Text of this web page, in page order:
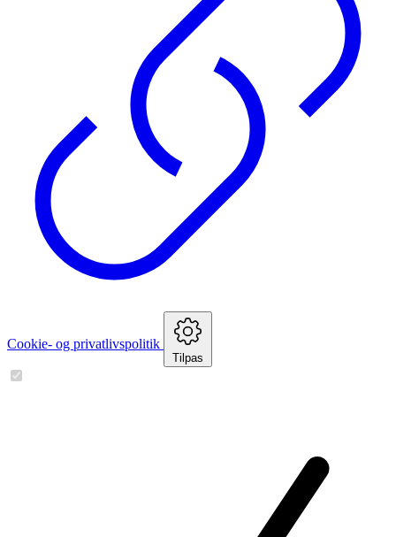
Cookie- og privatlivspolitik
Tilpas